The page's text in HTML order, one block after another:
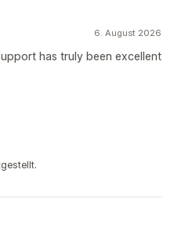
6. August 2026
has truly been excellent